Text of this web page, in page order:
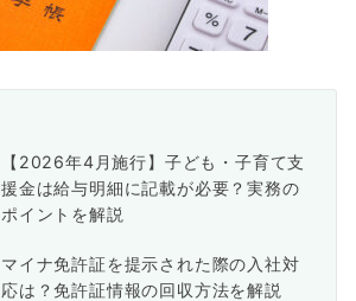
【2026年4月施行】子ども・子育て支
援金は給与明細に記載が必要？実務の
ポイントを解説
マイナ免許証を提示された際の入社対
応は？免許証情報の回収方法を解説